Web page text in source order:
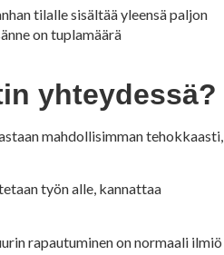
tilalle sisältää yleensä paljon
on tuplamäärä
yhteydessä?
mahdollisimman tehokkaasti,
työn alle, kannattaa
rapautuminen on normaali ilmiö